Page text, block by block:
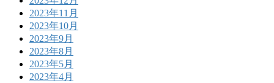
2023年11月
2023年10月
2023年9月
2023年8月
2023年5月
2023年4月